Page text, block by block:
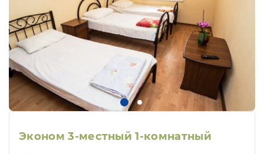
Эконом 3-местный 1-комнатный